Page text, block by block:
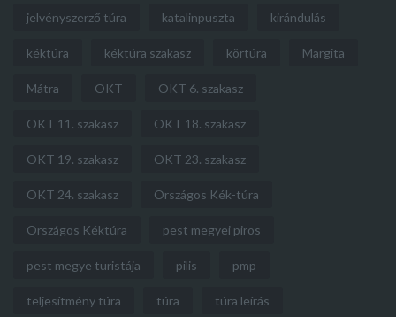
jelvényszerző túra katalinpuszta kirándulás
kéktúra kéktúra szakasz körtúra Margita
Mátra OKT OKT 6. szakasz
OKT 11. szakasz OKT 18. szakasz
OKT 19. szakasz OKT 23. szakasz
OKT 24. szakasz Országos Kék-túra
Országos Kéktúra pest megyei piros
pest megye turistája pilis pmp
teljesítmény túra túra túra leírás